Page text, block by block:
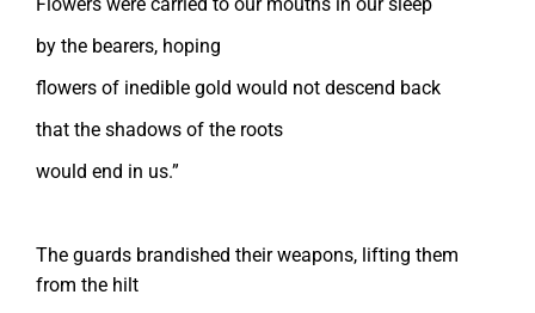
by the bearers, hoping
flowers of inedible gold would not descend back
that the shadows of the roots
would end in us.”
The guards brandished their weapons, lifting them
from the hilt